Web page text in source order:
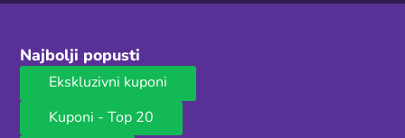
Najbolji popusti
Ekskluzivni kuponi
Kuponi - Top 20